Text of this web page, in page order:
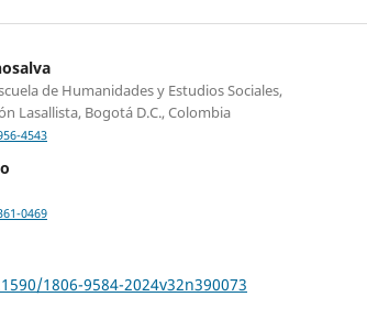
de Humanidades y Estudios Sociales,
Lasallista, Bogotá D.C., Colombia
4543
0469
1806-9584-2024v32n390073